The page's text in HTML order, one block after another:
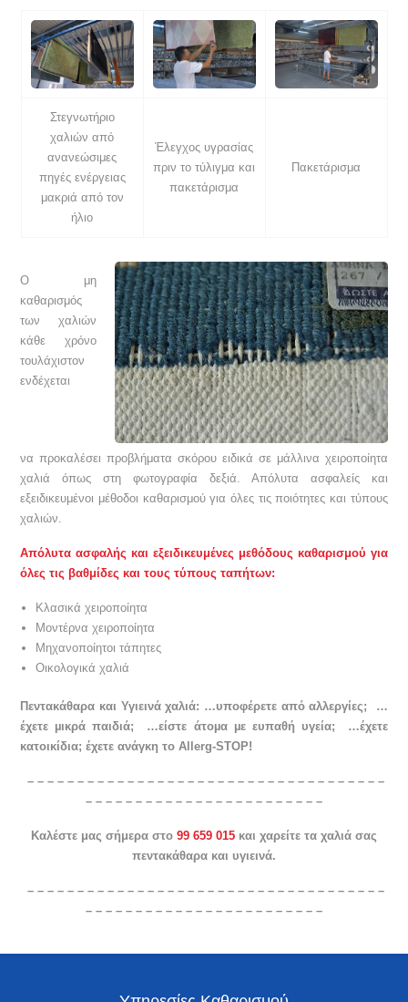
Στεγνωτήριο
χαλιών από
ανανεώσιμες
πηγές ενέργειας
μακριά από τον
ήλιο
Έλεγχος υγρασίας
πριν το τύλιγμα και
πακετάρισμα
Πακετάρισμα
Ο μη
καθαρισμός
των χαλιών
κάθε χρόνο
τουλάχιστον
ενδέχεται
να προκαλέσει προβλήματα σκόρου ειδικά σε μάλλινα χειροποίητα
χαλιά όπως στη φωτογραφία δεξιά. Απόλυτα ασφαλείς και
εξειδικευμένοι μέθοδοι καθαρισμού για όλες τις ποιότητες και τύπους
χαλιών.
Απόλυτα ασφαλής και εξειδικευμένες μεθόδους καθαρισμού για
όλες τις βαθμίδες και τους τύπους ταπήτων:
Κλασικά χειροποίητα
Mοντέρνα χειροποίητα
Mηχανοποίητοι τάπητες
Οικολογικά χαλιά
Πεντακάθαρα και Υγιεινά χαλιά: …υποφέρετε από αλλεργίες; …
έχετε µικρά παιδιά; …είστε άτοµα µε ευπαθή υγεία; …έχετε
κατοικίδια;έχετε ανάγκη το Allerg-STOP!
– – – – – – – – – – – – – – – – – – – – – – – – – – – – – – – – – – – –
– – – – – – – – – – – – – – – – – – – – – – – –
Καλέστε μας σήμερα στο 99 659 015 και χαρείτε τα χαλιά σας
πεντακάθαρα και υγιεινά.
– – – – – – – – – – – – – – – – – – – – – – – – – – – – – – – – – – – –
– – – – – – – – – – – – – – – – – – – – – – – –